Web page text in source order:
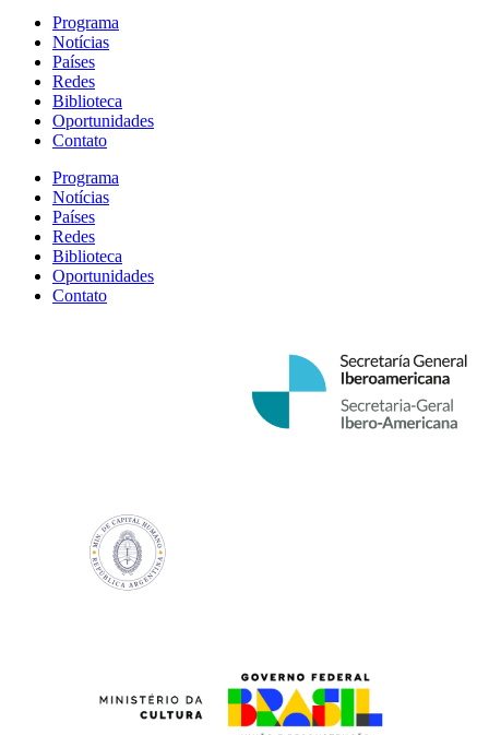
Programa
Notícias
Países
Redes
Biblioteca
Oportunidades
Contato
Programa
Notícias
Países
Redes
Biblioteca
Oportunidades
Contato